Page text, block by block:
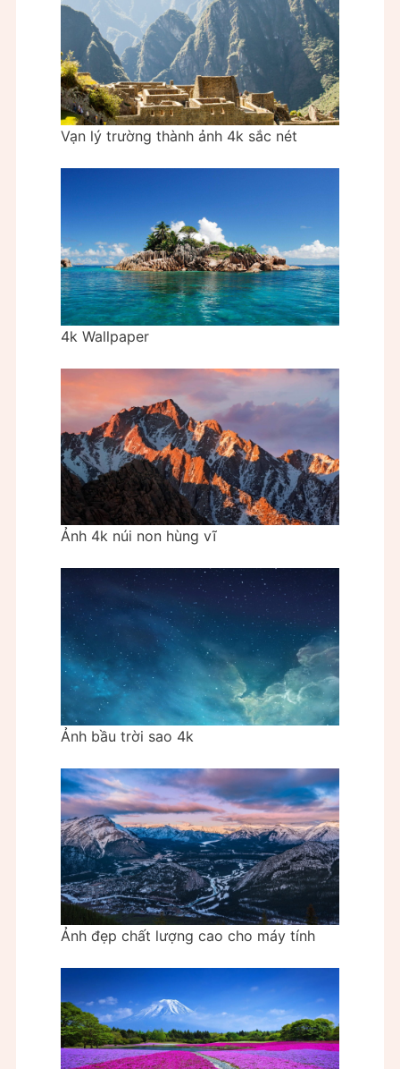
Vạn lý trường thành ảnh 4k sắc nét
4k Wallpaper
Ảnh 4k núi non hùng vĩ
Ảnh bầu trời sao 4k
Ảnh đẹp chất lượng cao cho máy tính